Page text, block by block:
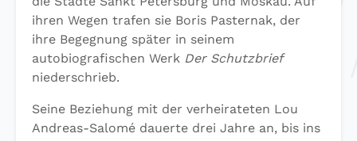
ihren Wegen trafen sie Boris Pasternak, der
ihre Begegnung später in seinem
autobiografischen Werk Der Schutzbrief
niederschrieb.
Seine Beziehung mit der verheirateten Lou
Andreas-Salomé dauerte drei Jahre an, bis ins